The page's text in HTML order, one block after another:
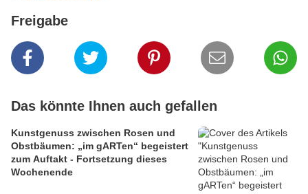
Freigabe
Das könnte Ihnen auch gefallen
Kunstgenuss zwischen Rosen und
Obstbäumen: „im gARTen“ begeistert
zum Auftakt - Fortsetzung dieses
Wochenende